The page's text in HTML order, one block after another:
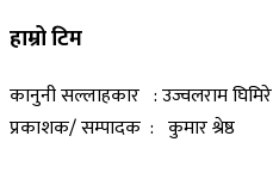
हाम्रो टिम
कानुनी सल्लाहकार : उज्वलराम घिमिरे
प्रकाशक/ सम्पादक : कुमार श्रेष्ठ